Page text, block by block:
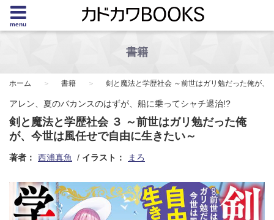
menu
書籍
ホーム 書籍 剣と魔法と学歴社会 ～前世はガリ勉だった俺が、
アレン、夏のバカンスのはずが、船に乗ってシャチ退治!?
剣と魔法と学歴社会 ３ ～前世はガリ勉だった俺
が、今世は風任せで自由に生きたい～
著者： 西浦真魚 イラスト： まろ